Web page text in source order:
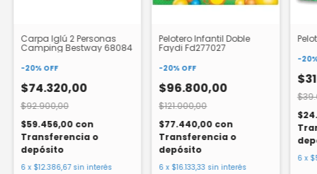
Carpa Iglú 2 Personas
Camping Bestway 68084
-20% OFF
$74.320,00
$92.900,00
$59.456,00 con
Transferencia o
depósito
6 x $12.386,67 sin interés
Pelotero Infantil Doble
Faydi Fd277027
-20% OFF
$96.800,00
$121.000,00
$77.440,00 con
Transferencia o
depósito
6 x $16.133,33 sin interés
-20
6 x